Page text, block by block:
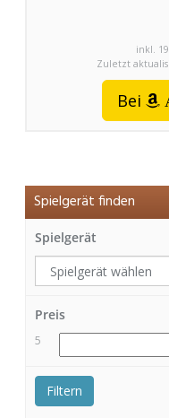
inkl.
Zuletzt
Bei
Spielgerät finden
Spielgerät
Preis
5
Filtern